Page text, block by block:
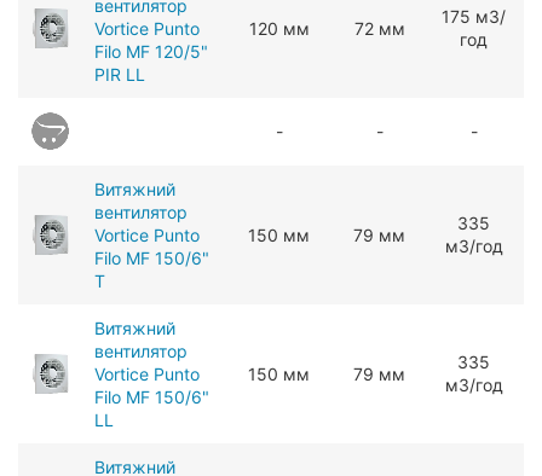
вентилятор
Vortice Punto
Filo MF 120/5"
PIR LL
120 мм 72 мм
175 мЗ/
год
- - -
Витяжний
вентилятор
Vortice Punto
Filo MF 150/6"
T
150 мм 79 мм
ЗЗ5
мЗ/год
Витяжний
вентилятор
Vortice Punto
Filo MF 150/6"
LL
150 мм 79 мм
ЗЗ5
мЗ/год
Витяжний